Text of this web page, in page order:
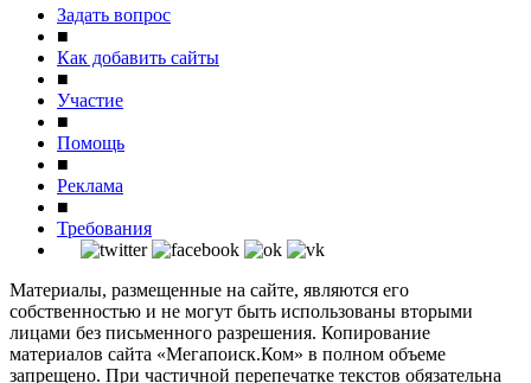
Задать вопрос
■
Как добавить сайты
■
Участие
■
Помощь
■
Реклама
■
Требования
Материалы, размещенные на сайте, являются его
собственностью и не могут быть использованы вторыми
лицами без письменного разрешения. Копирование
материалов сайта «Мегапоиск.Ком» в полном объеме
запрещено. При частичной перепечатке текстов обязательна